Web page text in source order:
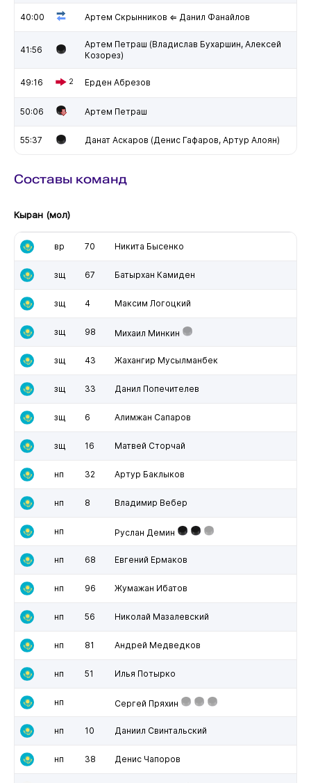
40:00 Артем Скрынников ⇐ Данил Фанайлов
41:56
Артем Петраш (Владислав Бухаршин, Алексей
Козорез)
49:16 2 Ерден Абрезов
50:06 Артем Петраш
55:37 Данат Аскаров (Денис Гафаров, Артур Алоян)
Составы команд
Кыран (мол)
вр 70 Никита Бысенко
зщ 67 Батырхан Камиден
зщ 4 Максим Логоцкий
зщ 98 Михаил Минкин
зщ 43 Жахангир Мусылманбек
зщ 33 Данил Попечителев
зщ 6 Алимжан Сапаров
зщ 16 Матвей Сторчай
нп 32 Артур Баклыков
нп 8 Владимир Вебер
нп Руслан Демин
нп 68 Евгений Ермаков
нп 96 Жумажан Ибатов
нп 56 Николай Мазалевский
нп 81 Андрей Медведков
нп 51 Илья Потырко
нп Сергей Пряхин
нп 10 Даниил Свинтальский
нп 38 Денис Чапоров